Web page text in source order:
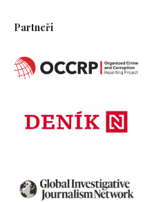
Partneři